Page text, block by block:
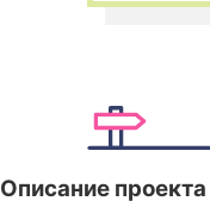
Описание проекта